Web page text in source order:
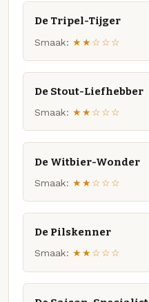
De Tripel-Tijger
Smaak: ★★☆☆☆
De Stout-Liefhebber
Smaak: ★★☆☆☆
De Witbier-Wonder
Smaak: ★★☆☆☆
De Pilskenner
Smaak: ★★☆☆☆